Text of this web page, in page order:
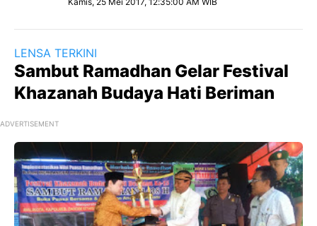
LENSA TERKINI
Sambut Ramadhan Gelar Festival
Khazanah Budaya Hati Beriman
ADVERTISEMENT